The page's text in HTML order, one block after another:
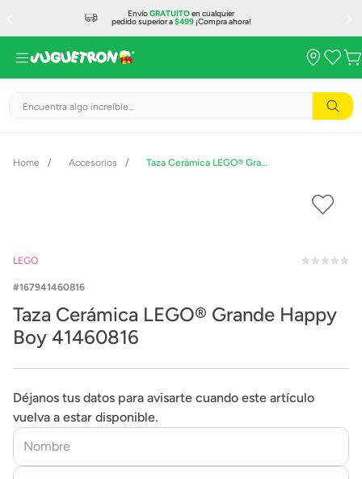
EnvíoGRATUITOen cualquier
pedido superior a$499¡Compra ahora!
Encuentra algo increíble...
Accesorios Taza Cerámica LEGO® Grande Happy Boy 41460816
LEGO
167941460816
Taza Cerámica LEGO® Grande Happy
Boy 41460816
Déjanos tus datos para avisarte cuando este artículo
vuelva a estar disponible.